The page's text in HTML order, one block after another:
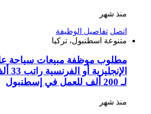
منذ شهر
اتصل تفاصيل الوظيفة
متنوعة اسطنبول، تركيا
مطلوب موظفة مبيعات سياحة
لـ 200 ألف للعمل في إسطنبول
منذ شهر